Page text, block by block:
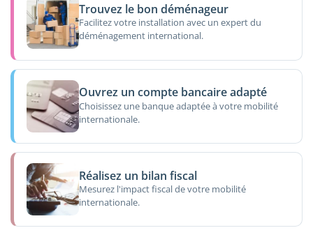
Trouvez le bon déménageur
Facilitez votre installation avec un expert du
déménagement international.
Ouvrez un compte bancaire adapté
Choisissez une banque adaptée à votre mobilité
internationale.
Réalisez un bilan fiscal
Mesurez l'impact fiscal de votre mobilité
internationale.